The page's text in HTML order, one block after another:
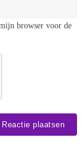
browser voor de